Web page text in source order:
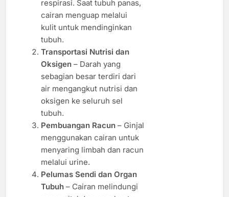
respirasi. Saat tubuh panas,
cairan menguap melalui
kulit untuk mendinginkan
tubuh.
Transportasi Nutrisi dan
Oksigen– Darah yang
sebagian besar terdiri dari
air mengangkut nutrisi dan
oksigen ke seluruh sel
tubuh.
Pembuangan Racun– Ginjal
menggunakan cairan untuk
menyaring limbah dan racun
melalui urine.
Pelumas Sendi dan Organ
Tubuh– Cairan melindungi